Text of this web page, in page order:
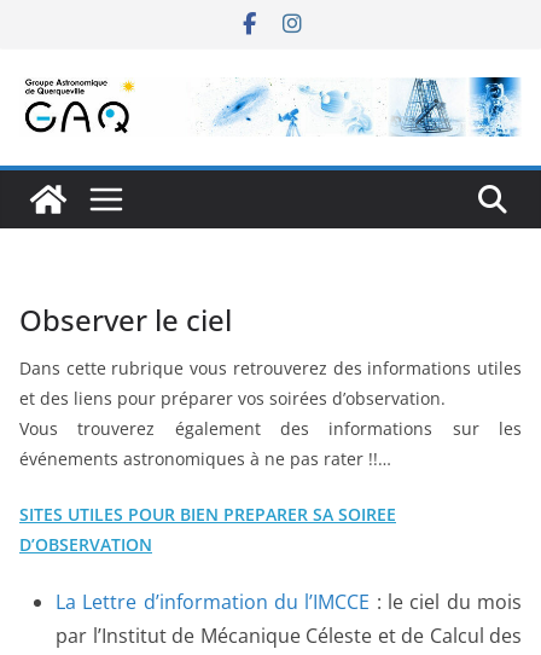
contenu
Observer le ciel
Dans cette rubrique vous retrouverez des informations utiles
et des liens pour préparer vos soirées d’observation.
Vous trouverez également des informations sur les
événements astronomiques à ne pas rater !!…
SITES UTILES POUR BIEN PREPARER SA SOIREE
D’OBSERVATION
La Lettre d’information du l’IMCCE : le ciel du mois
par l’Institut de Mécanique Céleste et de Calcul des